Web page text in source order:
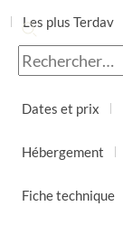
Les plus Terdav
Jour par jour
Dates et prix
Hébergement
Fiche technique